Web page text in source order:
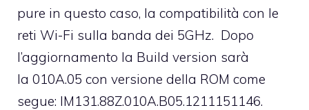
pure in questo caso, la compatibilità con le
reti Wi-Fi sulla banda dei 5GHz. Dopo
l’aggiornamento la Build version sarà
la 010A.05 con versione della ROM come
segue: IM131.88Z.010A.B05.1211151146.